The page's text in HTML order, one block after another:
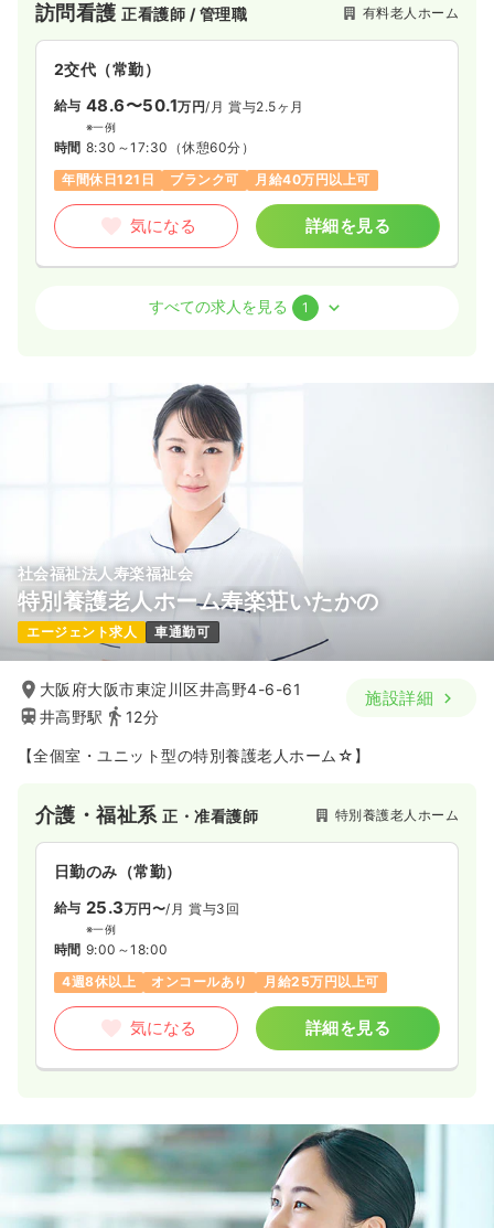
給、大東建託管理物件の家賃割引など、業界トップクラスの働
きやすさを実現しています 。2029年までに全国100施設以上の
展開を見据えており、将来性・キャリアアップの機会も抜群。
お客様とスタッフに「寄り添う」施設です！
訪問看護正看護師 / 管理職 有料老人ホーム
2交代（常勤）
給与 48.6〜50.1万円/月 賞与2.5ヶ月
※一例
時間 8:30～17:30 （休憩60分）
年間休日121日
ブランク可 月給40万円以上可
気になる 詳細を見る
正・准看護師
33.8〜35.4万円/月
8:30～17:30（休憩60分）
ブランク可
気になる
すべての求人を見る 1
社会福祉法人寿楽福祉会
特別養護老人ホーム寿楽荘いたかの
エージェント求人 車通勤可
大阪府大阪市東淀川区井高野4-6-61
井高野駅
12分
施設詳細
【全個室・ユニット型の特別養護老人ホーム☆】
介護・福祉系正・准看護師 特別養護老人ホーム
日勤のみ（常勤）
給与 25.3万円〜/月 賞与3回
※一例
時間 9:00～18:00
4週8休以上
オンコールあり 月給25万円以上可
気になる 詳細を見る